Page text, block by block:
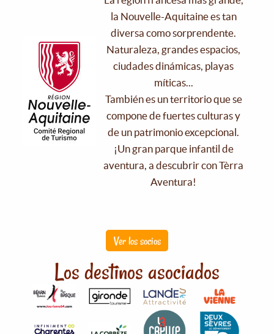
la Nouvelle-Aquitaine es tan
diversa como sorprendente.
Naturaleza, grandes espacios,
ciudades dinámicas, playas
míticas...
También es un territorio que se
compone de fuertes culturas y
de un patrimonio excepcional.
¡Un gran parque infantil de
aventura, a descubrir con Tèrra
Aventura!
Ver los socios
Los destinos asociados